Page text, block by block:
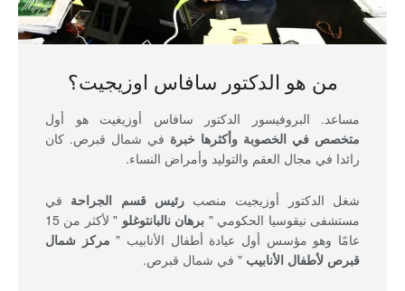
من هو الدكتور سافاس اوزيجيت؟
مساعد. البروفيسور الدكتور سافاس أوزيغيت هو أول
متخصص في الخصوبة وأكثرها خبرة في شمال قبرص. كان
رائدا في مجال العقم والتوليد وأمراض النساء.
شغل الدكتور أوزيجيت منصبرئيس قسم الجراحة في
مستشفى نيقوسيا الحكومي " برهان نالبانتوغلو
" لأكثر من 15
عامًا وهو مؤسس أول عيادة أطفال الأنابيب " مركز شمال
قبرص لأطفال الأنابيب " في شمال قبرص.